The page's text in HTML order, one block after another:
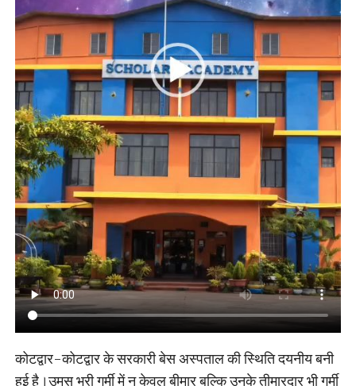
कोटद्वार-कोटद्वार के सरकारी बेस अस्पताल की स्थिति दयनीय बनी
हुई है।उमस भरी गर्मी में न केवल बीमार बल्कि उनके तीमारदार भी गर्मी